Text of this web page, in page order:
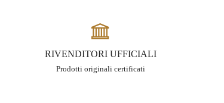
RIVENDITORI UFFICIALI
Prodotti originali certificati